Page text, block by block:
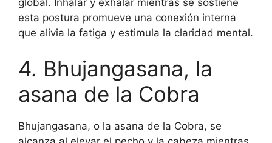
esta postura promueve una conexión interna
que alivia la fatiga y estimula la claridad mental.
4. Bhujangasana, la
asana de la Cobra
Bhujangasana, o la asana de la Cobra, se